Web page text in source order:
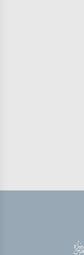
قدس‌سره